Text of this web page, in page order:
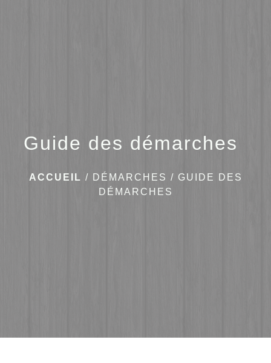
Guide des démarches
ACCUEIL / DÉMARCHES / GUIDE DES
DÉMARCHES